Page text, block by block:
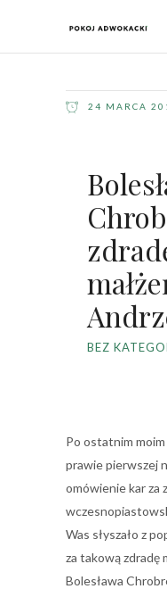
24 MARCA
BEZ
Po ostatnim
prawie pierwszej
omówienie kar za
Was słyszało z
za takową zdradę
Bolesława